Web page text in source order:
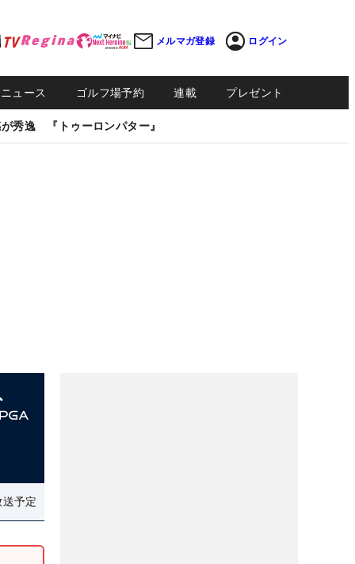
メルマガ登録 ログイン
ュース ゴルフ場予約 連載 プレゼント
秀逸 『トゥーロンパター』
予定